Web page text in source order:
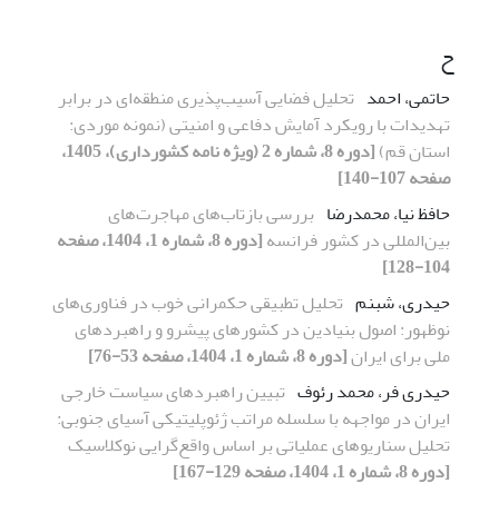
ح
حاتمی، احمد تحلیل فضایی آسیب‌پذیری منطقه‌ای در برابر
تهدیدات با رویکرد آمایش دفاعی و امنیتی (نمونه موردی:
استان قم)
[دوره 8، شماره 2 (ویژه نامه کشورداری)، 1405،
صفحه 107-140]
حافظ نیا، محمدرضا بررسی بازتاب‌های مهاجرت‌های
بین‌المللی در کشور فرانسه
[دوره 8، شماره 1، 1404، صفحه
104-128]
حیدری، شبنم تحلیل تطبیقی حکمرانی خوب در فناوری‌های
نوظهور: اصول بنیادین در کشورهای پیشرو و راهبردهای
ملی برای ایران[دوره 8، شماره 1، 1404، صفحه 53-76]
حیدری فر، محمد رئوف تبیین راهبردهای سیاست خارجی
ایران در مواجهه با سلسله ‌مراتب ژئوپلیتیکی آسیای جنوبی:
تحلیل سناریوهای عملیاتی بر اساس واقع‌گرایی نوکلاسیک
[دوره 8، شماره 1، 1404، صفحه 129-167]